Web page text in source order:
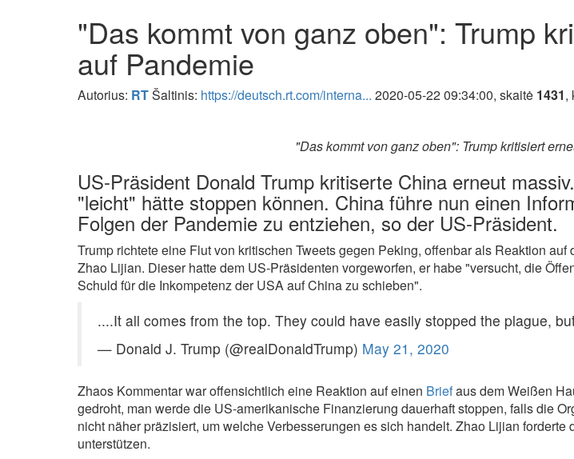
"Das kommt von ganz oben": Trump
auf Pandemie
Autorius: RTŠaltinis: https://deutsch.rt.com/interna... 2020-05-22 09:34:00, skaitė 1431,
"Das kommt von ganz oben": Trump kritisiert
US-Präsident Donald Trump kritiserte China erneut
"leicht" hätte stoppen können. China führe nun einen
Folgen der Pandemie zu entziehen, so der US-Präsident.
Trump richtete eine Flut von kritischen Tweets gegen Peking, offenbar als Reaktion
Zhao Lijian. Dieser hatte dem US-Präsidenten vorgeworfen, er habe "versucht, die
Schuld für die Inkompetenz der USA auf China zu schieben".
....It all comes from the top. They could have easily stopped the plague,
— Donald J. Trump (@realDonaldTrump) May 21, 2020
Zhaos Kommentar war offensichtlich eine Reaktion auf einen Briefaus dem Weißen
gedroht, man werde die US-amerikanische Finanzierung dauerhaft stoppen, falls die
nicht näher präzisiert, um welche Verbesserungen es sich handelt. Zhao Lijian
unterstützen.